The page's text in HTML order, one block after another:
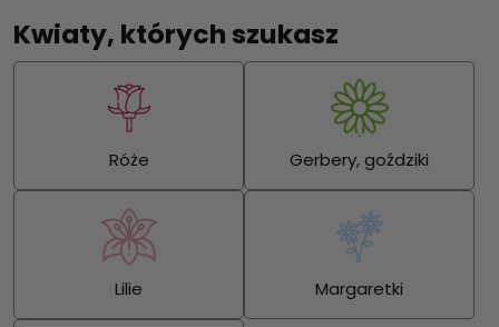
Kwiaty, których szukasz
Róże Gerbery, goździki
Lilie Margaretki